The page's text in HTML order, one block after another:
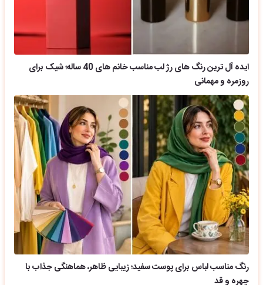
ایده آل ترین رنگ های رژ لب مناسب خانم های 40 ساله؛ شیک برای
روزمره و مهمانی
رنگ مناسب لباس برای پوست سفید؛ زیبایی ظاهر، هماهنگی جذاب با
چهره و قد